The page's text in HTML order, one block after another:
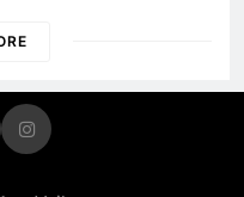
без сахара»